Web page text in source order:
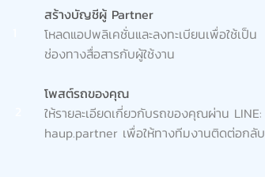
สร้างบัญชีผู้ Partner
โหลดแอปพลิเคชั่นและลงทะเบียนเพื่อใช้เป็น
ช่องทางสื่อสารกับผู้ใช้งาน
โพสต์รถของคุณ
ให้รายละเอียดเกี่ยวกับรถของคุณผ่าน LINE:
haup.partner เพื่อให้ทางทีมงานติดต่อกลับ